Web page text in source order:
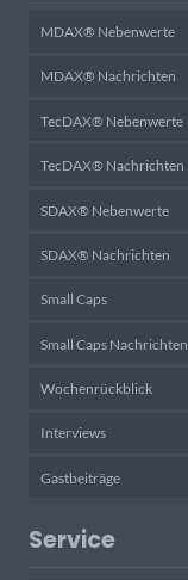
MDAX® Nebenwerte
MDAX® Nachrichten
TecDAX® Nebenwerte
TecDAX® Nachrichten
SDAX® Nebenwerte
SDAX® Nachrichten
Small Caps
Small Caps Nachrichten
Wochenrückblick
Interviews
Gastbeiträge
Service